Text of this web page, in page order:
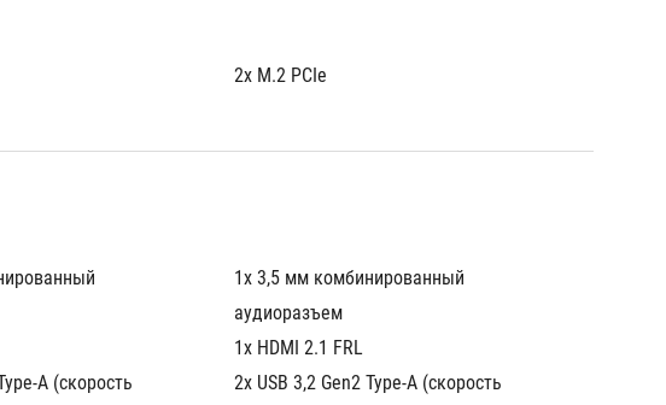
2x M.2 PCIe
A (скорость
1x 3,5 мм комбинированный
аудиоразъем
1x HDMI 2.1 FRL
2x USB 3,2 Gen2 Type-A (скорость